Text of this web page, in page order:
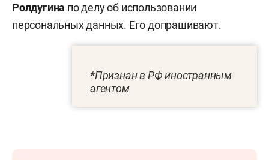
Ролдугина по делу об использовании
персональных данных. Его допрашивают.
*Признан в РФ иностранным
агентом